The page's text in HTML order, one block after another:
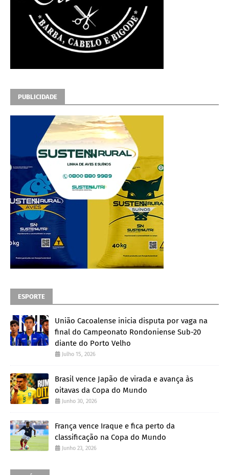
PUBLICIDADE
ESPORTE
União Cacoalense inicia disputa por vaga na
final do Campeonato Rondoniense Sub-20
diante do Porto Velho
Julho 15, 2026
Brasil vence Japão de virada e avança às
oitavas da Copa do Mundo
Junho 30, 2026
França vence Iraque e fica perto da
classificação na Copa do Mundo
Junho 23, 2026